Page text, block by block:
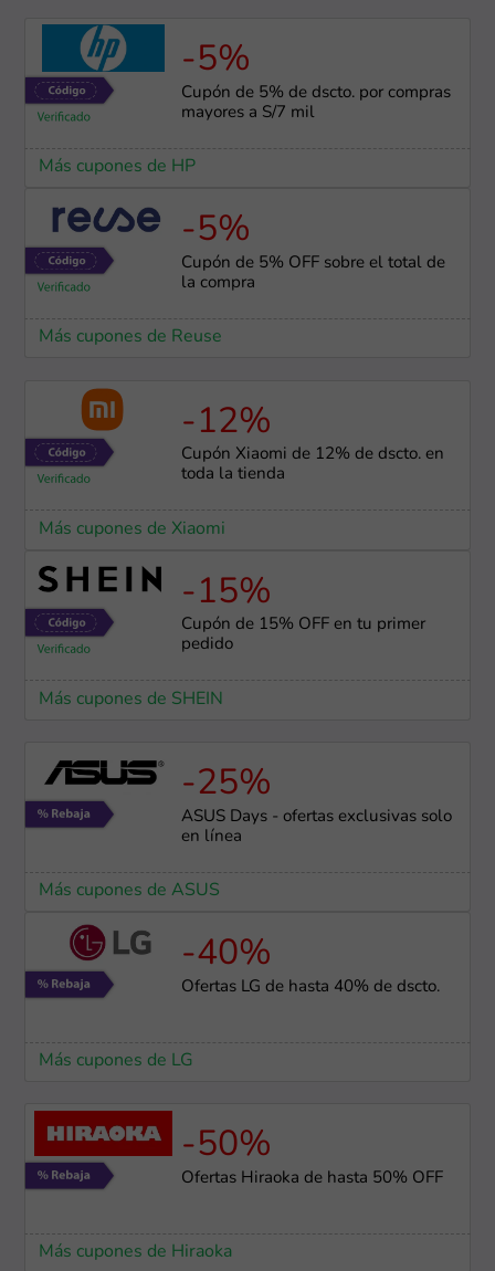
-5%
Cupón de 5% de dscto. por compras
mayores a S/7 mil
Más cupones de HP
-5%
Cupón de 5% OFF sobre el total de
la compra
Más cupones de Reuse
-12%
Cupón Xiaomi de 12% de dscto. en
toda la tienda
Más cupones de Xiaomi
-15%
Cupón de 15% OFF en tu primer
pedido
Más cupones de SHEIN
-25%
ASUS Days - ofertas exclusivas solo
en línea
Más cupones de ASUS
-40%
Ofertas LG de hasta 40% de dscto.
Más cupones de LG
-50%
Ofertas Hiraoka de hasta 50% OFF
Más cupones de Hiraoka